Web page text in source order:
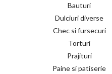
Bauturi
Dulciuri diverse
Chec si fursecuri
Torturi
Prajituri
Paine si patiserie